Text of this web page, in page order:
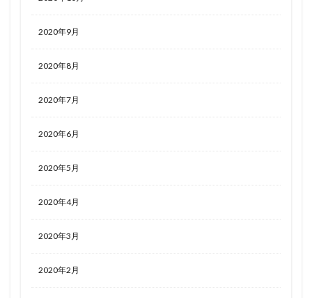
2020年9月
2020年8月
2020年7月
2020年6月
2020年5月
2020年4月
2020年3月
2020年2月